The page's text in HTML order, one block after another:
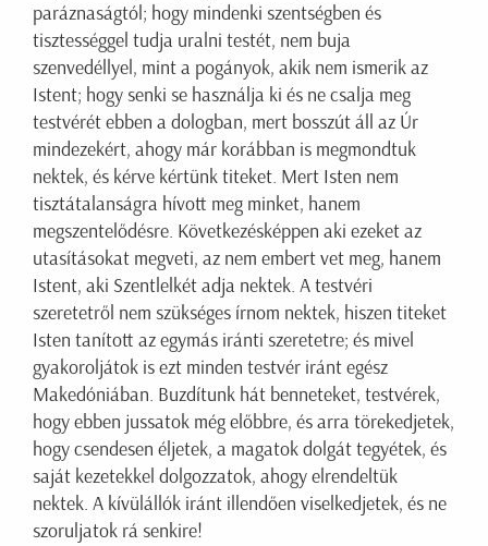
paráznaságtól; hogy mindenki szentségben és
tisztességgel tudja uralni testét, nem buja
szenvedéllyel, mint a pogányok, akik nem ismerik az
Istent; hogy senki se használja ki és ne csalja meg
testvérét ebben a dologban, mert bosszút áll az Úr
mindezekért, ahogy már korábban is megmondtuk
nektek, és kérve kértünk titeket. Mert Isten nem
tisztátalanságra hívott meg minket, hanem
megszentelődésre. Következésképpen aki ezeket az
utasításokat megveti, az nem embert vet meg, hanem
Istent, aki Szentlelkét adja nektek. A testvéri
szeretetről nem szükséges írnom nektek, hiszen titeket
Isten tanított az egymás iránti szeretetre; és mivel
gyakoroljátok is ezt minden testvér iránt egész
Makedóniában. Buzdítunk hát benneteket, testvérek,
hogy ebben jussatok még előbbre, és arra törekedjetek,
hogy csendesen éljetek, a magatok dolgát tegyétek, és
saját kezetekkel dolgozzatok, ahogy elrendeltük
nektek. A kívülállók iránt illendően viselkedjetek, és ne
szoruljatok rá senkire!